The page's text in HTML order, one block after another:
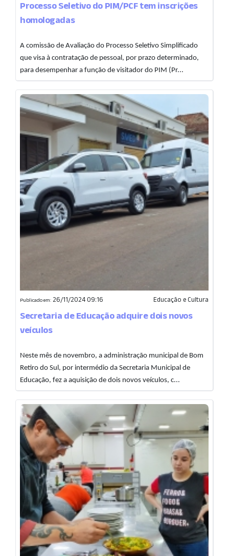
Processo Seletivo do PIM/PCF tem inscrições
homologadas
A comissão de Avaliação do Processo Seletivo Simplificado
que visa à contratação de pessoal, por prazo determinado,
para desempenhar a função de visitador do PIM (Pr...
Publicado em: 26/11/2024 09:16 Educação e Cultura
Secretaria de Educação adquire dois novos
veículos
Neste mês de novembro, a administração municipal de Bom
Retiro do Sul, por intermédio da Secretaria Municipal de
Educação, fez a aquisição de dois novos veículos, c...